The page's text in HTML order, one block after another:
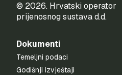
© 2026. Hrvatski operator
prijenosnog sustava d.d.
Dokumenti
Temeljni podaci
Godišnji izvještaji